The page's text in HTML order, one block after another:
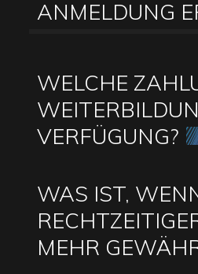
ANMELDUNG
WELCHE
VERFÜGUNG?
WAS IST,
MEHR